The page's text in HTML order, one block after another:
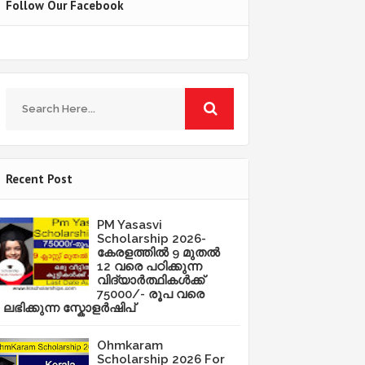
Follow Our Facebook
Recent Post
PM Yasasvi
Scholarship 2026-
കേരളത്തിൽ 9 മുതൽ
12 വരെ പഠിക്കുന്ന
വിദ്യാർത്ഥികൾക്ക്
75000/- രൂപ വരെ
ലഭിക്കുന്ന സ്കോളർഷിപ്
Ohmkaram
Scholarship 2026 For